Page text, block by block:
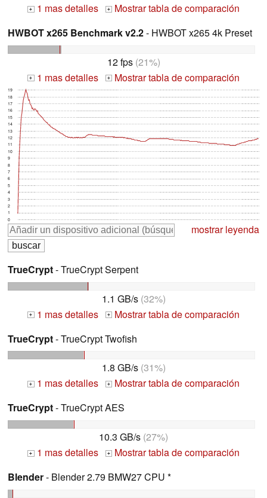
+ 1 mas detalles +
Mostrar tabla de comparación
HWBOT x265 Benchmark v2.2- HWBOT x265 4k Preset
12 fps(21%)
+ 1 mas detalles + Mostrar tabla de comparación
0
1
2
3
4
5
6
7
8
9
10
11
12
13
14
15
16
17
18
19
mostrar leyenda
TrueCrypt- TrueCrypt Serpent
1.1 GB/s(32%)
+ 1 mas detalles +
Mostrar tabla de comparación
TrueCrypt- TrueCrypt Twofish
1.8 GB/s(31%)
+ 1 mas detalles +
Mostrar tabla de comparación
TrueCrypt- TrueCrypt AES
10.3 GB/s (27%)
+ 1 mas detalles +
Mostrar tabla de comparación
Blender- Blender 2.79 BMW27 CPU *